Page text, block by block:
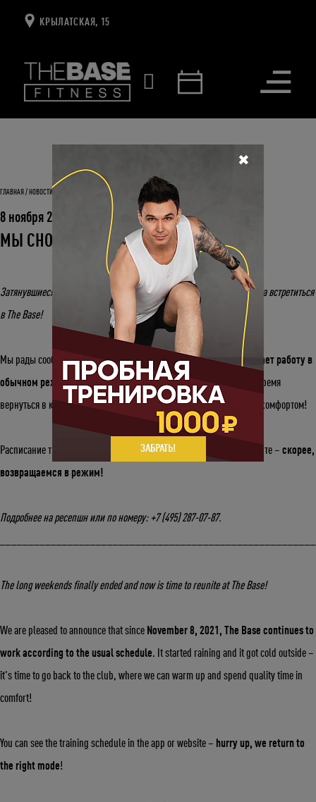
КРЫЛАТСКАЯ, 15
Открыть
Укажите ваш возраст
Число
ГЛАВНАЯ НОВОСТИ И СОБЫТИЯ МЫ СНОВА ВМЕСТЕ!
8 ноября 2021
МЫ СНОВА ВМЕСТЕ!
Затянувшиеся выходные подошли к концу и теперь мы можем снова встретиться
в The Base!
Мы рады сообщить, что с8 ноября 2021 года The Base продолжает работу в
обычном режиме. Начались дожди и стало прохладнее – самое время
вернуться в клуб, где мы сможем разогреться и провести время с комфортом!
Расписание тренировок вы можете увидеть в приложении и на сайте – скорее,
возвращаемся в режим!
Подробнее на ресепшн или по номеру: +7 (495) 287-07-87.
The long weekends finally ended and now is time to reunite at The Base!
We are pleased to announce that since November 8, 2021, The Base continues to
work according to the usual schedule. It started raining and it got cold outside –
it's time to go back to the club, where we can warm up and spend quality time in
comfort!
You can see the training schedule in the app or website – hurry up, we return to
the right mode!
✖
ЗАБРАТЬ!